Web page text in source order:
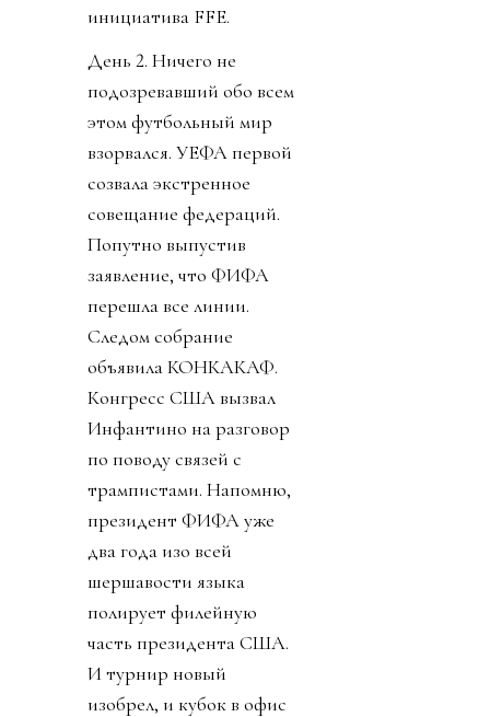
инициатива FFE.
День 2. Ничего не
подозревавший обо всем
этом футбольный мир
взорвался. УЕФА первой
созвала экстренное
совещание федераций.
Попутно выпустив
заявление, что ФИФА
перешла все линии.
Следом собрание
объявила КОНКАКАФ.
Конгресс США вызвал
Инфантино на разговор
по поводу связей с
трампистами. Напомню,
президент ФИФА уже
два года изо всей
шершавости языка
полирует филейную
часть президента США.
И турнир новый
изобрел, и кубок в офис